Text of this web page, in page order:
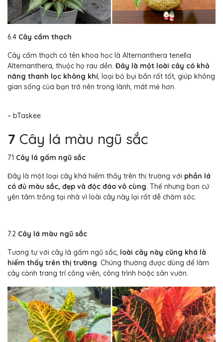
6.4 Cây cẩm thạch
Cây cẩm thạch có tên khoa học là Alternanthera tenella
Alternanthera, thuộc họ rau dền. Đây là một loài cây có khả
năng thanh lọc không khí, loại bỏ bụi bẩn rất tốt, giúp không
gian sống của bạn trở nên trong lành, mát mẻ hơn.
– bTaskee
7 Cây lá màu ngũ sắc
7.1 Cây lá gấm ngũ sắc
Đây là một loại cây khá hiếm thấy trên thị trường với phần lá
có đủ màu sắc, đẹp và độc đáo vô cùng. Thế nhưng bạn cứ
yên tâm trồng tại nhà vì loài cây này lại rất dễ chăm sóc.
7.2 Cây lá màu ngũ sắc
Tương tự với cây lá gấm ngũ sắc, loài cây này cũng khá là
hiếm thấy trên thị trường. Chúng thường được dùng để làm
cây cảnh trang trí công viên, công trình hoặc sân vườn.